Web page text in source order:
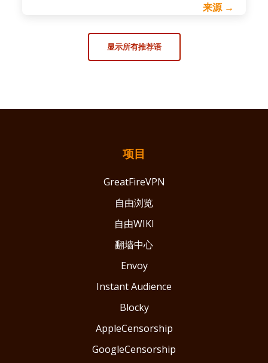
来源 →
显示所有推荐语
项目
GreatFireVPN
自由浏览
自由WIKI
翻墙中心
Envoy
Instant Audience
Blocky
AppleCensorship
GoogleCensorship